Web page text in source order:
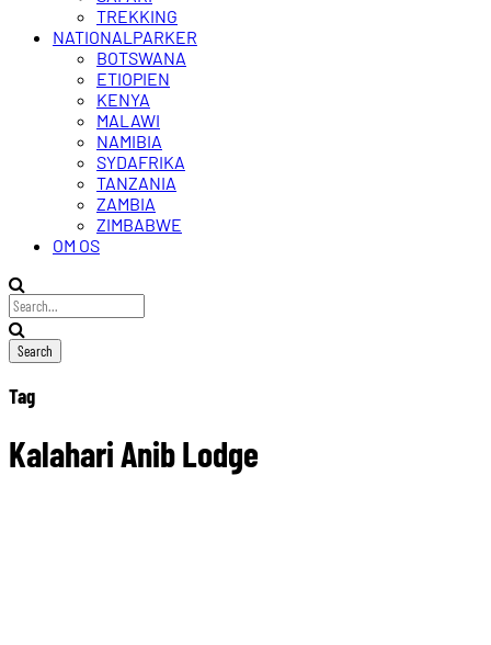
TREKKING
NATIONALPARKER
BOTSWANA
ETIOPIEN
KENYA
MALAWI
NAMIBIA
SYDAFRIKA
TANZANIA
ZAMBIA
ZIMBABWE
OM OS
Tag
Kalahari Anib Lodge